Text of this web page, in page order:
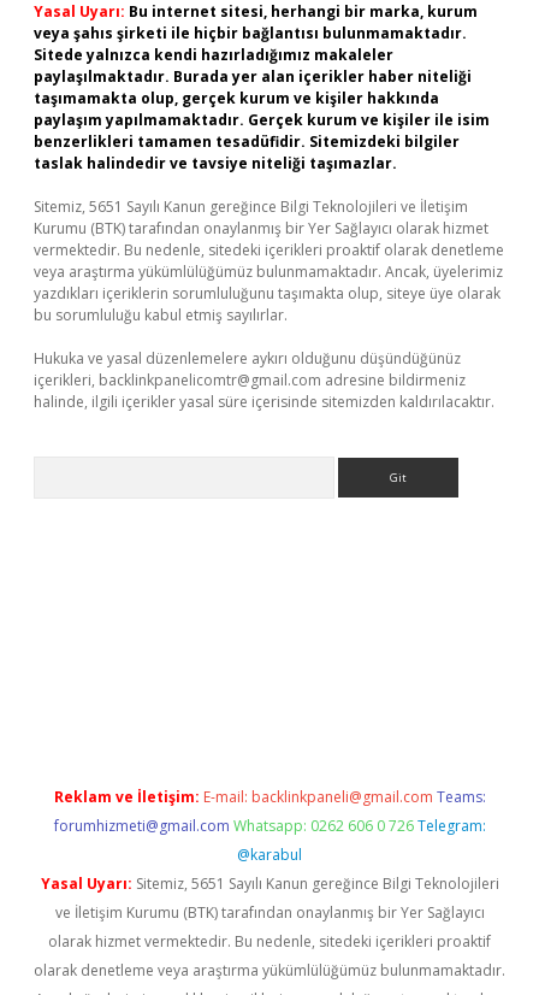
Yasal Uyarı: Bu internet sitesi, herhangi bir marka, kurum
veya şahıs şirketi ile hiçbir bağlantısı bulunmamaktadır.
Sitede yalnızca kendi hazırladığımız makaleler
paylaşılmaktadır. Burada yer alan içerikler haber niteliği
taşımamakta olup, gerçek kurum ve kişiler hakkında
paylaşım yapılmamaktadır. Gerçek kurum ve kişiler ile isim
benzerlikleri tamamen tesadüfidir. Sitemizdeki bilgiler
taslak halindedir ve tavsiye niteliği taşımazlar.
Sitemiz, 5651 Sayılı Kanun gereğince Bilgi Teknolojileri ve İletişim
Kurumu (BTK) tarafından onaylanmış bir Yer Sağlayıcı olarak hizmet
vermektedir. Bu nedenle, sitedeki içerikleri proaktif olarak denetleme
veya araştırma yükümlülüğümüz bulunmamaktadır. Ancak, üyelerimiz
yazdıkları içeriklerin sorumluluğunu taşımakta olup, siteye üye olarak
bu sorumluluğu kabul etmiş sayılırlar.
Hukuka ve yasal düzenlemelere aykırı olduğunu düşündüğünüz
içerikleri, backlinkpanelicomtr@gmail.com adresine bildirmeniz
halinde, ilgili içerikler yasal süre içerisinde sitemizden kaldırılacaktır.
Reklam ve İletişim: E-mail: backlinkpaneli@gmail.com Teams:
forumhizmeti@gmail.com Whatsapp: 0262 606 0 726 Telegram:
@karabul
Yasal Uyarı: Sitemiz, 5651 Sayılı Kanun gereğince Bilgi Teknolojileri
ve İletişim Kurumu (BTK) tarafından onaylanmış bir Yer Sağlayıcı
olarak hizmet vermektedir. Bu nedenle, sitedeki içerikleri proaktif
olarak denetleme veya araştırma yükümlülüğümüz bulunmamaktadır.